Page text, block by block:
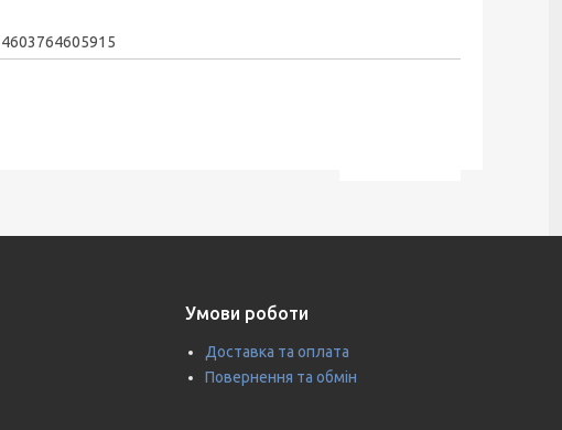
4603764605915
Умови роботи
Доставка та оплата
Повернення та обмін